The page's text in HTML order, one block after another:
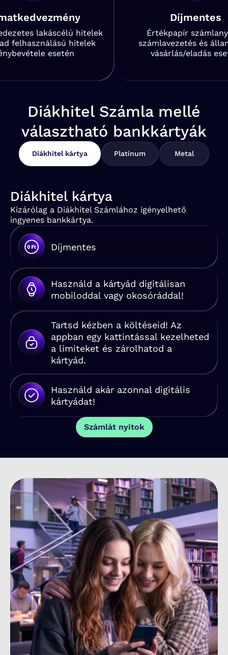
lakáscélú hitelek
felhasználású hitelek
esetén
Díjmentes
Értékpapír
számlavezetés és
vásárlás/eladás
Diákhitel Számla mellé
választható bankkártyák
Diákhitel kártya Platinum Metal
Diákhitel kártya
Kizárólag a Diákhitel Számlához igényelhető
ingyenes bankkártya.
Díjmentes
Használd a kártyád digitálisan
mobiloddal vagy okosóráddal!
Tartsd kézben a költéseid! Az
appban egy kattintással kezelheted
a limiteket és zárolhatod a
kártyád.
Használd akár azonnal digitális
kártyádat!
Számlát nyitok